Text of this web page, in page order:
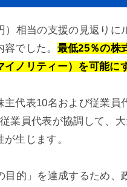
）相当の支援の見返りに
でした。 最低25％の株
ノリティー）を可能に
代表10名および従業員
業員代表が協調して、
生じます。
的」を達成するため、